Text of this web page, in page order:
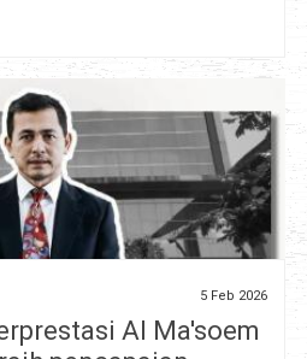
5 Feb 2026
Al Ma'soem